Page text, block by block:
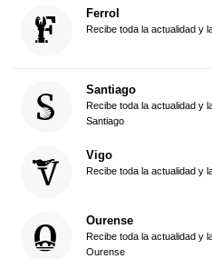
Ferrol
Recibe toda la actualidad y
Santiago
Recibe toda la actualidad y
Santiago
Vigo
Recibe toda la actualidad y
Ourense
Recibe toda la actualidad y
Ourense